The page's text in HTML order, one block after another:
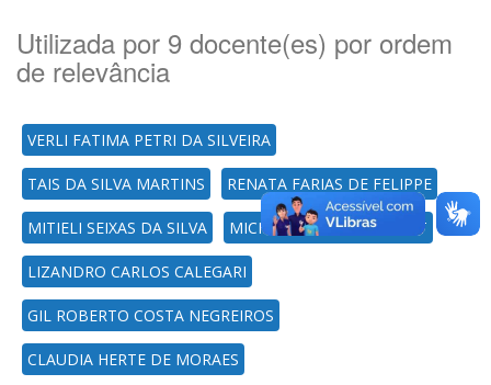
Utilizada por 9 docente(es) por ordem
de relevância
VERLI FATIMA PETRI DA SILVEIRA
TAIS DA SILVA MARTINS RENATA FARIAS DE FELIPPE
MITIELI SEIXAS DA SILVA MICHELI MAINARDI PILLAT
LIZANDRO CARLOS CALEGARI
GIL ROBERTO COSTA NEGREIROS
CLAUDIA HERTE DE MORAES